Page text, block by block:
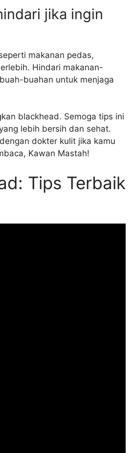
jika ingin
makanan pedas,
Hindari makanan-
buahan untuk menjaga
blackhead. Semoga tips ini
lebih bersih dan sehat.
dokter kulit jika kamu
Kawan Mastah!
Tips Terbaik